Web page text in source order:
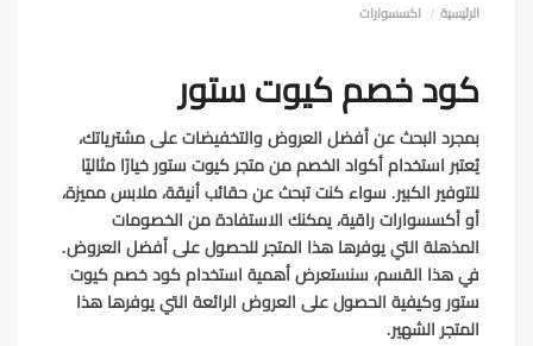
الرئيسية اكسسوارات
كود خصم كيوت ستور
بمجرد البحث عن أفضل العروض والتخفيضات على مشترياتك،
يُعتبر استخدام أكواد الخصم من متجر كيوت ستور خيارًا مثاليًا
للتوفير الكبير. سواء كنت تبحث عن حقائب أنيقة، ملابس مميزة،
أو أكسسوارات راقية، يمكنك الاستفادة من الخصومات
المذهلة التي يوفرها هذا المتجر للحصول على أفضل العروض.
في هذا القسم، سنستعرض أهمية استخدام كود خصم كيوت
ستور وكيفية الحصول على العروض الرائعة التي يوفرها هذا
المتجر الشهير.